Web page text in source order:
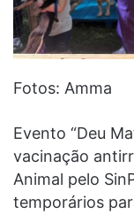
Fotos: Amma
Evento “Deu
vacinação
Animal pelo
temporários